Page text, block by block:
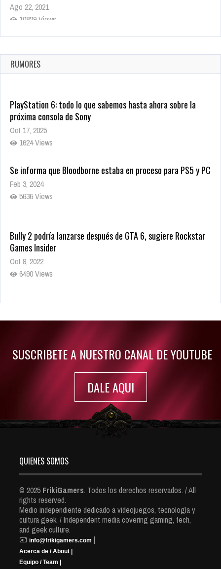
Ago 22, 2021
10829 Views
La configuración de Call of Duty 2021 aparentemente ya fue
Ago 8, 2021
10010 Views
RUMORES
PlayStation 6: todo lo que sabemos hasta ahora sobre la
próxima consola de Sony
Oct 17, 2025
1624 Views
Se informa que Bloodborne estaba en proceso para PS5 y PC
Feb 3, 2024
5636 Views
Bully 2 podría lanzarse después de GTA 6, sugiere Rockstar
Games Insider
Oct 9, 2022
6490 Views
Rumor: Se filtran los primeros detalles de Resident Evil 9
SUSCRIBETE A NUESTRO CANAL DE YOUTUBE
DALE AQUI
QUIENES SOMOS
© 2025 FrikiGamers. Todos los derechos reservados. / All
rights reserved.
Medio independiente dedicado a videojuegos, tecnología y
cultura geek. / Independent media covering gaming, tech,
and geek culture.
📧 info@frikigamers.com |
Acerca de / About |
Equipo / Team |